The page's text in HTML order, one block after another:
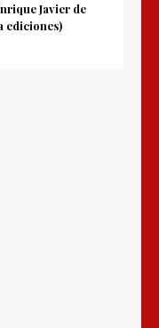
Javier de
ediciones)